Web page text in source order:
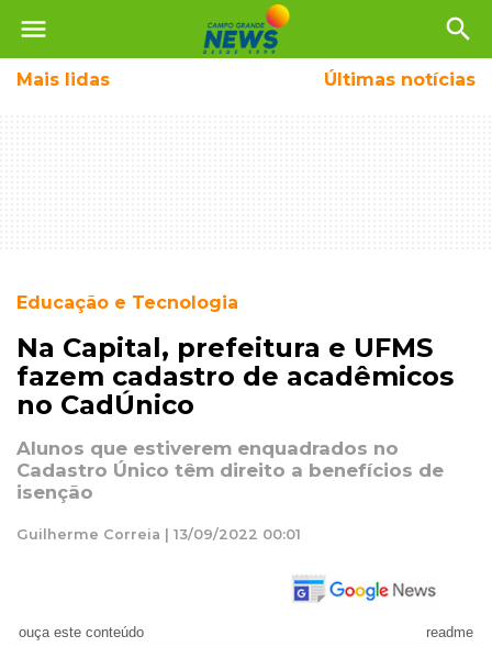
menu search
Mais lidas Últimas notícias
Educação e Tecnologia
Na Capital, prefeitura e UFMS
fazem cadastro de acadêmicos
no CadÚnico
Alunos que estiverem enquadrados no
Cadastro Único têm direito a benefícios de
isenção
Guilherme Correia | 13/09/2022 00:01
ouça este conteúdo readme